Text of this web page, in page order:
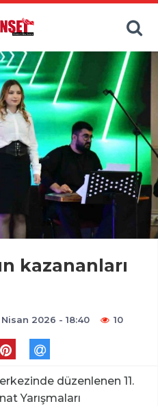
kazananları
2026 - 18:40 10
düzenlenen 11.
Yarışmaları